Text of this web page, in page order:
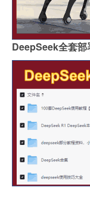
DeepSeek全套